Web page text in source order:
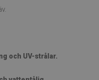
och UV-strålar.